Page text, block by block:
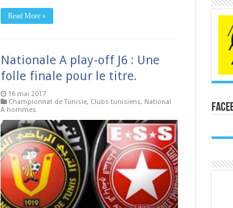
Read More »
Nationale A play-off J6 : Une
folle finale pour le titre.
16 mai 2017
Championnat de Tunisie, Clubs tunisiens, National
A hommes